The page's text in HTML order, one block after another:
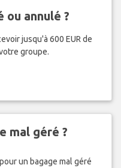
annulé ?
jusqu'à 600 EUR de
groupe.
mal géré ?
un bagage mal géré